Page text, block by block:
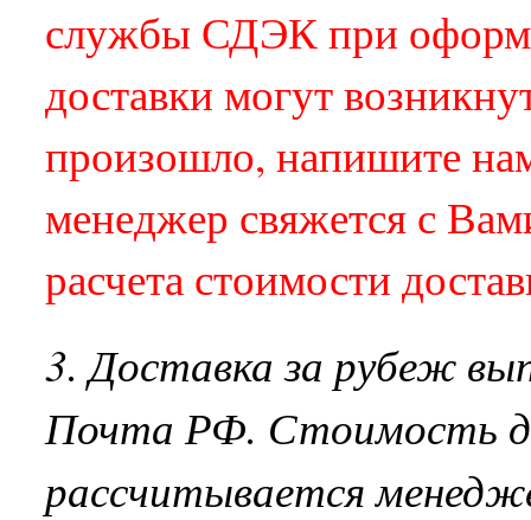
службы СДЭК при
доставки могут
произошло, напишите
менеджер свяжется с
расчета стоимости
3. Доставка за рубеж
Почта РФ. Стоимость
рассчитывается